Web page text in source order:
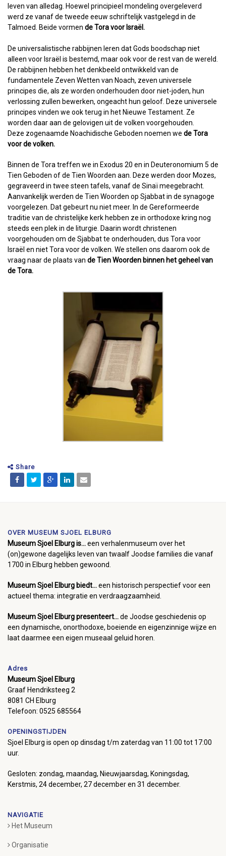
leven van alledag. Hoewel principieel mondeling overgeleverd
werd ze vanaf de tweede eeuw schriftelijk vastgelegd in de
Talmoed. Beide vormen de Tora voor Israël.
De universalistische rabbijnen leren dat Gods boodschap niet
alleen voor Israël is bestemd, maar ook voor de rest van de wereld.
De rabbijnen hebben het denkbeeld ontwikkeld van de
fundamentele Zeven Wetten van Noach, zeven universele
principes die, als ze worden onderhouden door niet-joden, hun
verlossing zullen bewerken, ongeacht hun geloof. Deze universele
principes vinden we ook terug in het Nieuwe Testament. Ze
worden daar aan de gelovigen uit de volken voorgehouden.
Deze zogenaamde Noachidische Geboden noemen we de Tora
voor de volken.
Binnen de Tora treffen we in Exodus 20 en in Deuteronomium 5 de
Tien Geboden of de Tien Woorden aan. Deze werden door Mozes,
gegraveerd in twee steen tafels, vanaf de Sinaï meegebracht.
Aanvankelijk werden de Tien Woorden op Sjabbat in de synagoge
voorgelezen. Dat gebeurt nu niet meer. In de Gereformeerde
traditie van de christelijke kerk hebben ze in orthodoxe kring nog
steeds een plek in de liturgie. Daarin wordt christenen
voorgehouden om de Sjabbat te onderhouden, dus Tora voor
Israël en niet Tora voor de volken. We stellen ons daarom ook de
vraag naar de plaats van de Tien Woorden binnen het geheel van
de Tora.
Share
OVER MUSEUM SJOEL ELBURG
Museum Sjoel Elburg is...een verhalenmuseum over het
(on)gewone dagelijks leven van twaalf Joodse families die vanaf
1700 in Elburg hebben gewoond.
Museum Sjoel Elburg biedt...een historisch perspectief voor een
actueel thema: integratie en verdraagzaamheid.
Museum Sjoel Elburg presenteert...de Joodse geschiedenis op
een dynamische, onorthodoxe, boeiende en eigenzinnige wijze en
laat daarmee een eigen museaal geluid horen.
Adres
Museum Sjoel Elburg
Graaf Hendriksteeg 2
8081 CH Elburg
Telefoon: 0525 685564
OPENINGSTIJDEN
Sjoel Elburg is open op dinsdag t/m zaterdag van 11:00 tot 17:00
uur.
Gesloten: zondag, maandag, Nieuwjaarsdag, Koningsdag,
Kerstmis, 24 december, 27 december en 31 december.
NAVIGATIE
Het Museum
Organisatie